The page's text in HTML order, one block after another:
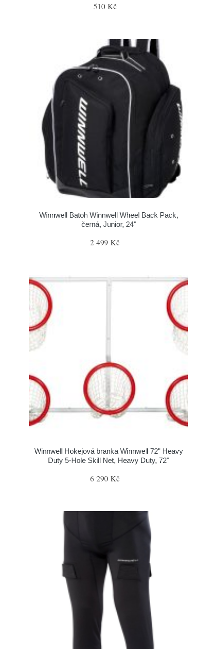
510 Kč
Winnwell Batoh Winnwell Wheel Back Pack,
černá, Junior, 24"
2 499 Kč
Winnwell Hokejová branka Winnwell 72" Heavy
Duty 5-Hole Skill Net, Heavy Duty, 72"
6 290 Kč